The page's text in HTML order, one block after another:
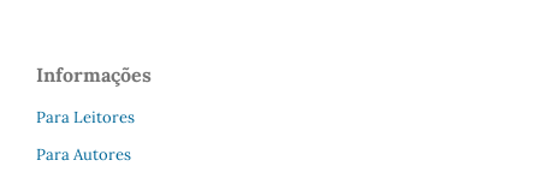
Informações
Para Leitores
Para Autores